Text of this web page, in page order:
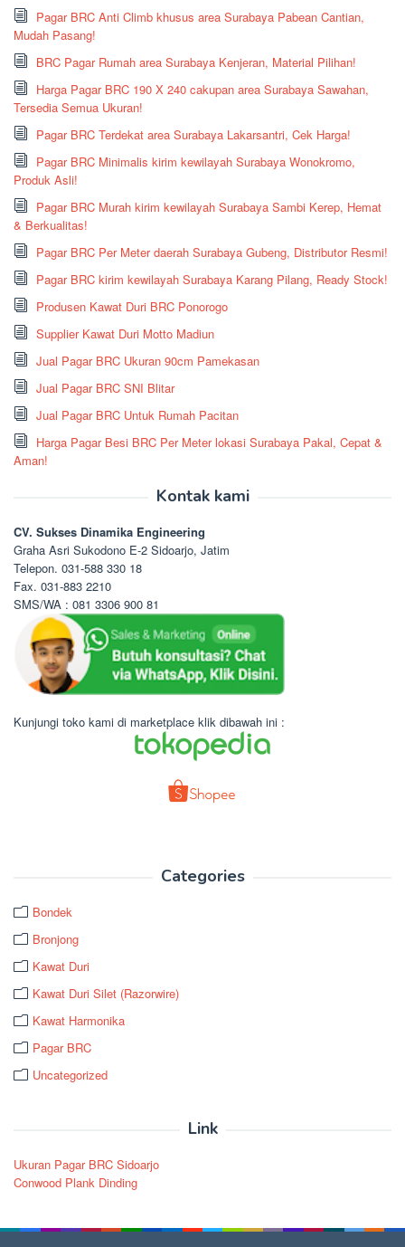
Pagar BRC Anti Climb khusus area Surabaya Pabean Cantian,
Mudah Pasang!
BRC Pagar Rumah area Surabaya Kenjeran, Material Pilihan!
Harga Pagar BRC 190 X 240 cakupan area Surabaya Sawahan,
Tersedia Semua Ukuran!
Pagar BRC Terdekat area Surabaya Lakarsantri, Cek Harga!
Pagar BRC Minimalis kirim kewilayah Surabaya Wonokromo,
Produk Asli!
Pagar BRC Murah kirim kewilayah Surabaya Sambi Kerep, Hemat
& Berkualitas!
Pagar BRC Per Meter daerah Surabaya Gubeng, Distributor Resmi!
Pagar BRC kirim kewilayah Surabaya Karang Pilang, Ready Stock!
Produsen Kawat Duri BRC Ponorogo
Supplier Kawat Duri Motto Madiun
Jual Pagar BRC Ukuran 90cm Pamekasan
Jual Pagar BRC SNI Blitar
Jual Pagar BRC Untuk Rumah Pacitan
Harga Pagar Besi BRC Per Meter lokasi Surabaya Pakal, Cepat &
Aman!
Kontak kami
CV. Sukses Dinamika Engineering
Graha Asri Sukodono E-2 Sidoarjo, Jatim
Telepon. 031-588 330 18
Fax. 031-883 2210
SMS/WA : 081 3306 900 81
Kunjungi toko kami di marketplace klik dibawah ini :
Categories
Bondek
Bronjong
Kawat Duri
Kawat Duri Silet (Razorwire)
Kawat Harmonika
Pagar BRC
Uncategorized
Link
Ukuran Pagar BRC Sidoarjo
Conwood Plank Dinding